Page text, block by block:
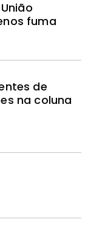
fuma
de
na coluna